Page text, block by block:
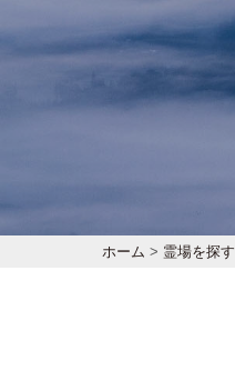
ホーム > 霊場を探す